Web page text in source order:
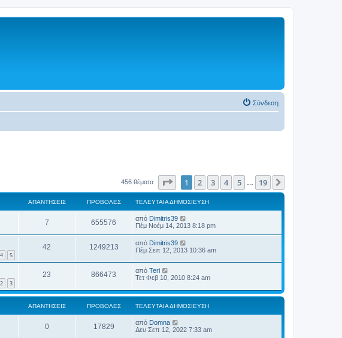
Σύνδεση
456 θέματα Σελίδα1 από 19
1 2 3 4 5 19
ΑΠΑΝΤΉΣΕΙΣ ΠΡΟΒΟΛΈΣ ΤΕΛΕΥΤΑΊΑ ΔΗΜΟΣΊΕΥΣΗ
7 655576 από Dimitris39
Πέμ Νοέμ 14, 2013 8:18 pm
4 5
42 1249213 από Dimitris39
Πέμ Σεπ 12, 2013 10:36 am
2 3
23 866473 από Teri
Τετ Φεβ 10, 2010 8:24 am
ΑΠΑΝΤΉΣΕΙΣ ΠΡΟΒΟΛΈΣ ΤΕΛΕΥΤΑΊΑ ΔΗΜΟΣΊΕΥΣΗ
0 17829 από Domna
Δευ Σεπ 12, 2022 7:33 am